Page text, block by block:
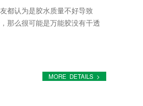
都认为是胶水质量不好导致
那么很可能是万能胶没有干透
MORE DETAILS >